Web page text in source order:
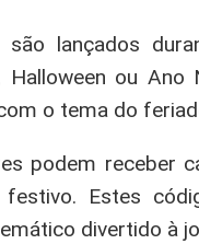
lançados
ou
o tema do
podem receber
Estes
divertido à